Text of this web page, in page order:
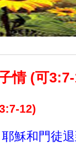
情 (可
12)
耶穌和門徒